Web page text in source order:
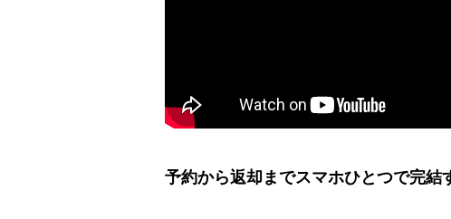
予約から返却までスマホひとつで完結